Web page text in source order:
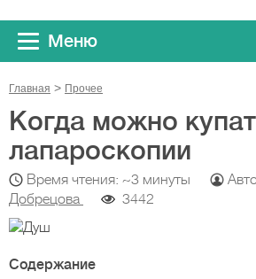
Меню
Главная Прочeе
Когда можно
лапароскопии
Время чтения: ~3 минуты
Добрецова
3442
Содержание